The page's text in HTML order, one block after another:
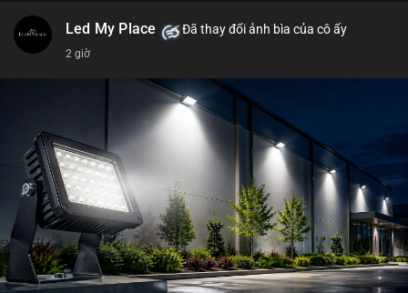
Led My Place Đã thay đổi ảnh bìa của cô ấy
2 giờ